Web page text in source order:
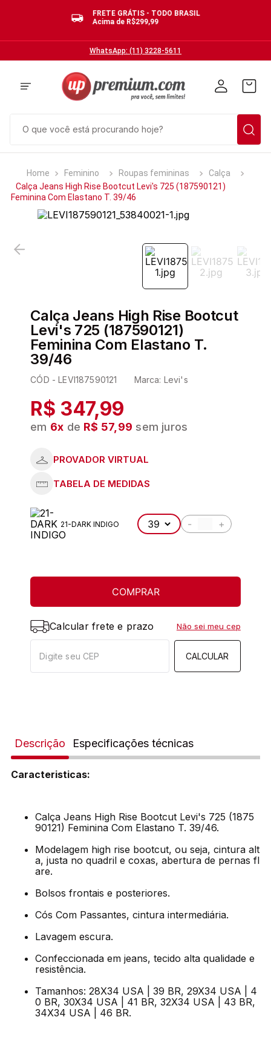
FRETE GRÁTIS - TODO BRASIL
Acima de R$299,99
WhatsApp: (11) 3228-5611
Feminino Roupas femininas
Calça
Calça Jeans High Rise Bootcut Levi's 725 (187590121)
Feminina Com Elastano T. 39/46
Calça Jeans High Rise Bootcut
Levi's 725 (187590121)
Feminina Com Elastano T.
39/46
CÓD -LEVI187590121 Marca: Levi's
R$ 347,99
em 6x de R$ 57,99 sem juros
21-DARK INDIGO - +
COMPRAR
Calcular frete e prazo
CALCULAR
Não sei meu cep
Descrição Especificações técnicas
Caracteristicas:
Calça Jeans High Rise Bootcut Levi's 725 (1875
90121) Feminina Com Elastano T. 39/46.
Modelagem high rise bootcut, ou seja, cintura alt
a, justa no quadril e coxas, abertura de pernas fl
are.
Bolsos frontais e posteriores.
Cós Com Passantes, cintura intermediária.
Lavagem escura.
Confeccionada em jeans, tecido alta qualidade e
resistência.
Tamanhos: 28X34 USA | 39 BR, 29X34 USA | 4
0 BR, 30X34 USA | 41 BR, 32X34 USA | 43 BR,
34X34 USA | 46 BR.
1º
cuecas
3º
pijamas
º
sutias
sutiã bojo
º
8º
hering
9º
sutia